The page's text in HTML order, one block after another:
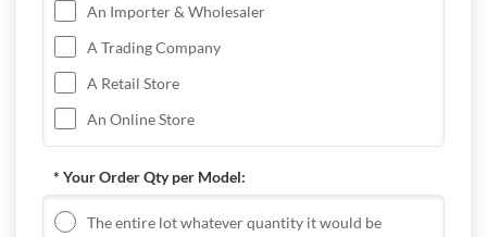
An Importer & Wholesaler
A Trading Company
A Retail Store
An Online Store
* Your Order Qty per Model:
The entire lot whatever quantity it would be